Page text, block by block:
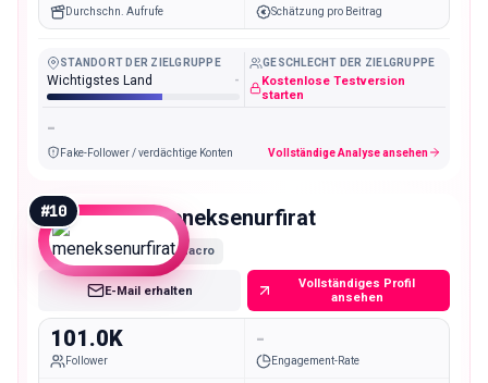
Durchschn. Aufrufe Schätzung pro Beitrag
STANDORT DER ZIELGRUPPE
Wichtigstes Land -
GESCHLECHT DER ZIELGRUPPE
Kostenlose Testversion
starten
-
Fake-Follower / verdächtige Konten Vollständige Analyse ansehen
#10 meneksenurfirat
Macro
E-Mail erhalten
Vollständiges Profil
ansehen
101.0K
Follower
-
Engagement-Rate